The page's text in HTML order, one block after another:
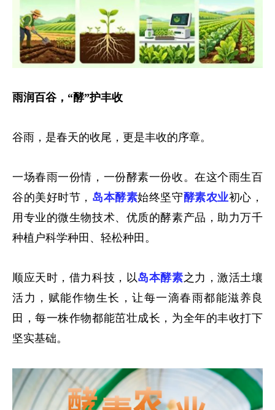
雨润百谷，“酵”护丰收
谷雨，是春天的收尾，更是丰收的序章。
一场春雨一份情，一份酵素一份收。在这个雨生百
谷的美好时节， 岛本酵素始终坚守酵素农业初心，
用专业的微生物技术、优质的酵素产品，助力万千
种植户科学种田、轻松种田。
顺应天时，借力科技，以岛本酵素之力，激活土壤
活力，赋能作物生长，让每一滴春雨都能滋养良
田，每一株作物都能茁壮成长，为全年的丰收打下
坚实基础。